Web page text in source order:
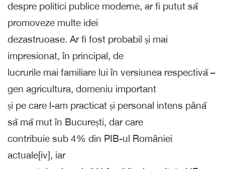
despre politici publice moderne, ar fi putut să
promoveze multe idei
dezastruoase. Ar fi fost probabil și mai
impresionat, în principal, de
lucrurile mai familiare lui în versiunea respectivă –
gen agricultura, domeniu important
și pe care l-am practicat și personal intens până
să mă mut în București, dar care
contribuie sub 4% din PIB-ul României
actuale[iv], iar